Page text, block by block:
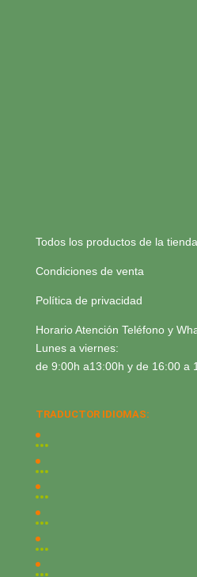
Todos los productos de la
Condiciones de venta
Política de privacidad
Horario Atención Teléfono y
Lunes a viernes:
de 9:00h a13:00h y de 16:00 a
TRADUCTOR IDIOMAS: